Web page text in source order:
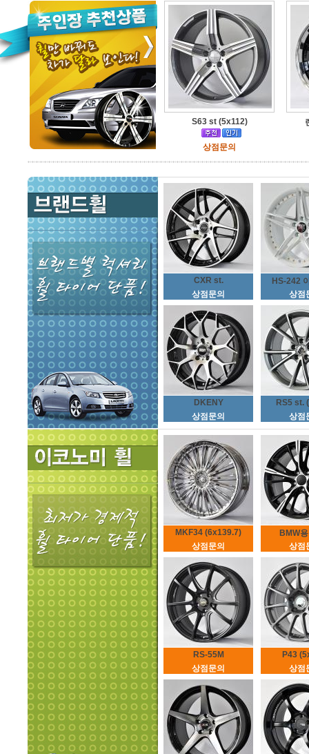
S63 st (5x112)
상점문의
CXR st.
상점문의
HS-242
상점
DKENY
상점문의
RS5 st.
상점
MKF34 (6x139.7)
상점문의
BMW
상점
RS-55M
상점문의
P43
상점